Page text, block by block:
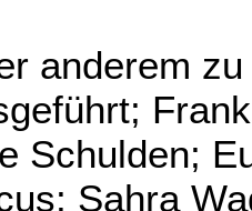
anderem
Schulden;
Sahra